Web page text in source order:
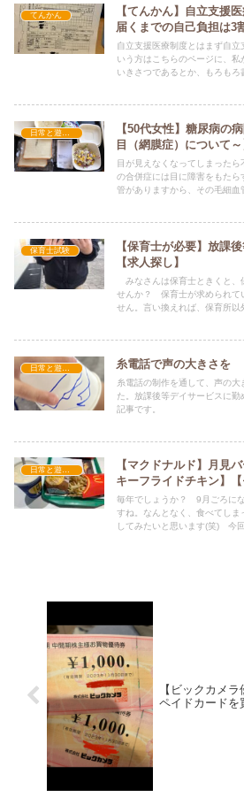
てんかん
【てんかん】自立支援
届くまでの自己負担は3
自立支援医療制度とはまず自
いう方はこちらのページに、
いきさつであるとか、もろもろ
【50代女性】糖尿病の
目（網膜症）について～
目が見えなくなってしまった
の合併症には目に障害をもたら
管がありますから、その毛細血
保育士試験
【保育士が必要】放課
【求人探し】
みなさんは保育士ときくと、
せんか？ 保育士が求められて
せん。言い換えれば、保育所以
糸電話で声の大きさを
糸電話の制作を通して、声の大
た。放課後等デイサービスに
記事です。
【マクドナルド】月見
キーフライドチキン】【
毎年でしょうか？ 9月ごろに
すね。なんとなく、食べてし
してみたいと思います(笑) 今
【​ビックカメ
ペイドカードを